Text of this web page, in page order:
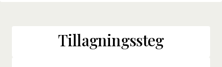
Tillagningssteg